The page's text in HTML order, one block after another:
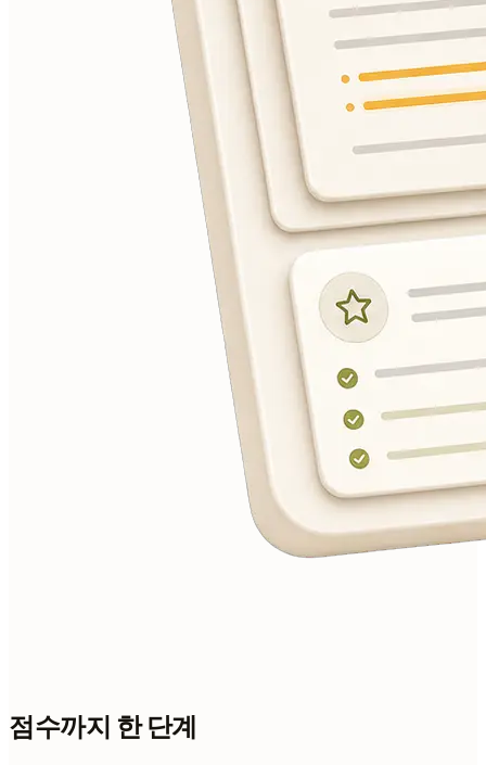
점수까지 한 단계